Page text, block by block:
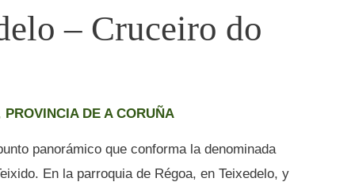
– Cruceiro do
PROVINCIA DE A CORUÑA
panorámico que conforma la denominada
En la parroquia de Régoa, en Teixedelo, y